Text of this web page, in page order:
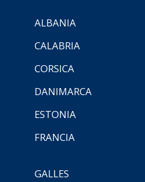
ALBANIA
CALABRIA
CORSICA
DANIMARCA
ESTONIA
FRANCIA
GALLES